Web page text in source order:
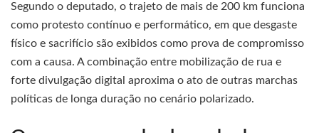
Segundo o deputado, o trajeto de mais de 200 km funciona
como protesto contínuo e performático, em que desgaste
físico e sacrifício são exibidos como prova de compromisso
com a causa. A combinação entre mobilização de rua e
forte divulgação digital aproxima o ato de outras marchas
políticas de longa duração no cenário polarizado.